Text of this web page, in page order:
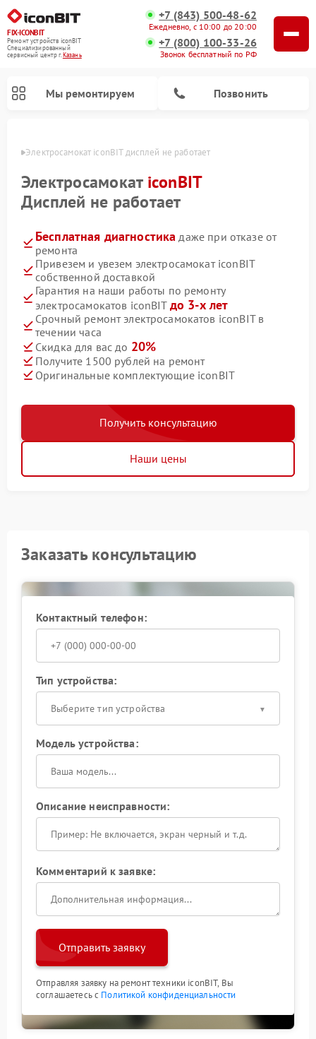
FIX-ICONBIT
Ремонт устройств iconBIT
Специализированный
cервисный центр г.Казань
+7 (843) 500-48-62
Ежедневно, с 10:00 до 20:00
+7 (800) 100-33-26
Звонок бесплатный по РФ
Мы ремонтируем Позвонить
Электросамокат iconBIT дисплей не работает
Электросамокат iconBIT
Дисплей не работает
Бесплатная диагностика даже при отказе от
ремонта
Привезем и увезем электросамокат iconBIT
собственной доставкой
Гарантия на наши работы по ремонту
электросамокатов iconBIT до 3-х лет
Срочный ремонт электросамокатов iconBIT в
течении часа
Скидка для вас до 20%
Получите 1500 рублей на ремонт
Оригинальные комплектующие iconBIT
Получить консультацию
Наши цены
Заказать консультацию
Контактный телефон:
Тип устройства:
Выберите тип устройства
Модель устройства:
Описание неисправности:
Комментарий к заявке:
Отправить заявку
Отправляя заявку на ремонт техники iconBIT, Вы
соглашаетесь с Политикой конфиденциальности